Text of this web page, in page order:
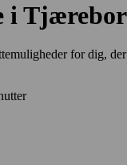
i
for dig,